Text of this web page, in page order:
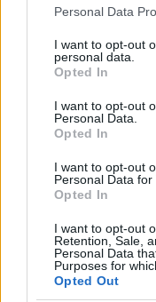
Personal Data
I want to opt-out
personal data.
Opted In
I want to opt-out
Personal Data.
Opted In
I want to opt-out
Personal Data for
Opted In
I want to opt-out
Retention, Sale,
Personal Data
Purposes for
Opted Out